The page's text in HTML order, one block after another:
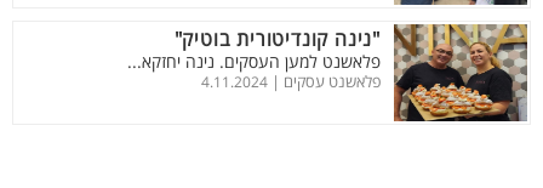
"נינה קונדיטורית בוטיק"
פלאשנט למען העסקים. נינה יחזקא...
פלאשנט עסקים | 4.11.2024